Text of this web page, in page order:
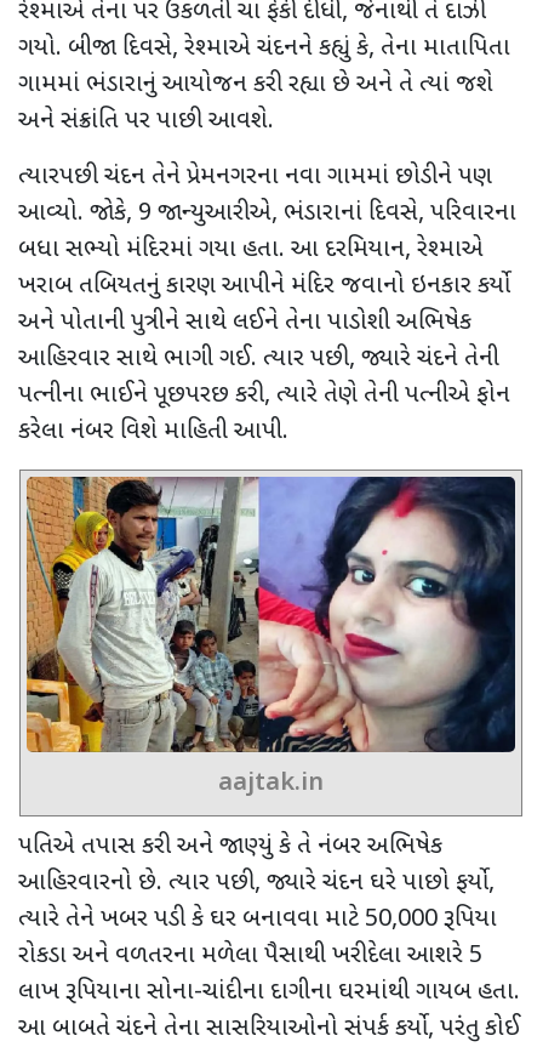
રેશ્માએ તેના પર ઉકળતી ચા ફેંકી દીધી, જેનાથી તે દાઝી
ગયો. બીજા દિવસે, રેશ્માએ ચંદનને કહ્યું કે, તેના માતાપિતા
ગામમાં ભંડારાનું આયોજન કરી રહ્યા છે અને તે ત્યાં જશે
અને સંક્રાંતિ પર પાછી આવશે.
ત્યારપછી ચંદન તેને પ્રેમનગરના નવા ગામમાં છોડીને પણ
આવ્યો. જોકે, 9 જાન્યુઆરીએ, ભંડારાનાં દિવસે, પરિવારના
બધા સભ્યો મંદિરમાં ગયા હતા. આ દરમિયાન, રેશ્માએ
ખરાબ તબિયતનું કારણ આપીને મંદિર જવાનો ઇનકાર કર્યો
અને પોતાની પુત્રીને સાથે લઈને તેના પાડોશી અભિષેક
આહિરવાર સાથે ભાગી ગઈ. ત્યાર પછી, જ્યારે ચંદને તેની
પત્નીના ભાઈને પૂછપરછ કરી, ત્યારે તેણે તેની પત્નીએ ફોન
કરેલા નંબર વિશે માહિતી આપી.
aajtak.in
પતિએ તપાસ કરી અને જાણ્યું કે તે નંબર અભિષેક
આહિરવારનો છે. ત્યાર પછી, જ્યારે ચંદન ઘરે પાછો ફર્યો,
ત્યારે તેને ખબર પડી કે ઘર બનાવવા માટે 50,000રૂપિયા
રોકડા અને વળતરના મળેલા પૈસાથી ખરીદેલા આશરે 5
લાખ રૂપિયાના સોના-ચાંદીના દાગીના ઘરમાંથી ગાયબ હતા.
આ બાબતે ચંદને તેના સાસરિયાઓનો સંપર્ક કર્યો, પરંતુ કોઈ